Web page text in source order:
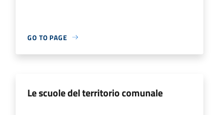
GO TO PAGE
Le scuole del territorio comunale